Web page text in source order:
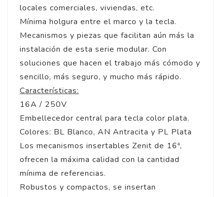
locales comerciales, viviendas, etc.
Mínima holgura entre el marco y la tecla.
Mecanismos y piezas que facilitan aún más la
instalación de esta serie modular. Con
soluciones que hacen el trabajo más cómodo y
sencillo, más seguro, y mucho más rápido.
Características:
16A / 250V
Embellecedor central para tecla color plata.
Colores: BL Blanco, AN Antracita y PL Plata
Los mecanismos insertables Zenit de 16ª,
ofrecen la máxima calidad con la cantidad
mínima de referencias.
Robustos y compactos, se insertan